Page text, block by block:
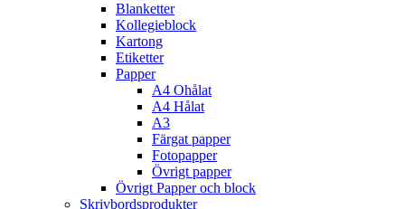
Blanketter
Kollegieblock
Kartong
Etiketter
Papper
A4 Ohålat
A4 Hålat
A3
Färgat papper
Fotopapper
Övrigt papper
Övrigt Papper och block
Skrivbordsprodukter